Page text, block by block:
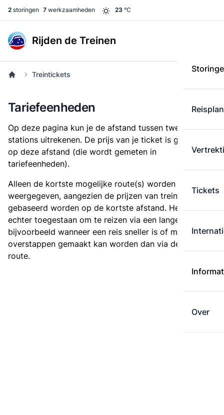
2 storingen 7 werkzaamheden 23 °C
Rijden de Treinen
Tickets
Over
Treintickets
Tariefeenheden
Op deze pagina kun je de afstand tussen twee
stations uitrekenen. De prijs van je ticket is gebaseerd
op deze afstand (die wordt gemeten in
tariefeenheden).
Alleen de kortste mogelijke route(s) worden
weergegeven, aangezien de prijzen van treintickets
gebaseerd worden op de kortste afstand. Het is
echter toegestaan om te reizen via een langere route,
bijvoorbeeld wanneer een reis sneller is of met minder
overstappen gemaakt kan worden dan via de kortste
route.